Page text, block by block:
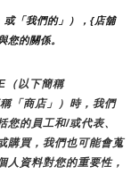
或「我們的」），{店舖
您的關係。
（以下簡稱
「商店」）時，我們
您的員工和/或代表、
購買，我們也可能會蒐
人資料對您的重要性，